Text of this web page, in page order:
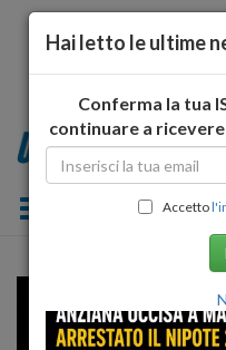
Toggle
Hai letto le ultime
Conferma la tua
continuare a
Accetto